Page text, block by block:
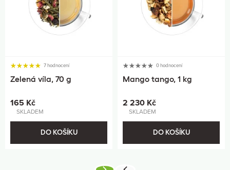
7 hodnocení
Zelená víla, 70 g
165 Kč
SKLADEM
DO KOŠÍKU
0 hodnocení
Mango tango, 1 kg
2 230 Kč
SKLADEM
DO KOŠÍKU